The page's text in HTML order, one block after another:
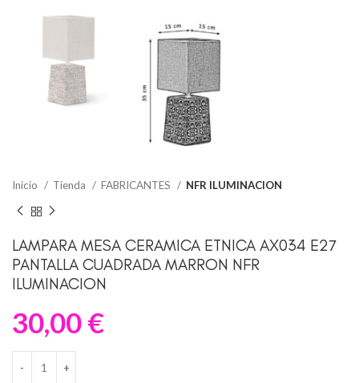
Inicio Tienda FABRICANTES NFR ILUMINACION
LAMPARA MESA CERAMICA ETNICA AX034 E27
PANTALLA CUADRADA MARRON NFR
ILUMINACION
30,00€